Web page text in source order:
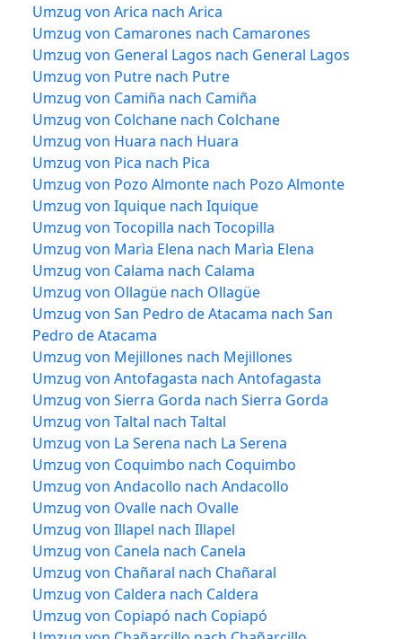
Umzug von Arica nach Arica
Umzug von Camarones nach Camarones
Umzug von General Lagos nach General Lagos
Umzug von Putre nach Putre
Umzug von Camiña nach Camiña
Umzug von Colchane nach Colchane
Umzug von Huara nach Huara
Umzug von Pica nach Pica
Umzug von Pozo Almonte nach Pozo Almonte
Umzug von Iquique nach Iquique
Umzug von Tocopilla nach Tocopilla
Umzug von Marìa Elena nach Marìa Elena
Umzug von Calama nach Calama
Umzug von Ollagüe nach Ollagüe
Umzug von San Pedro de Atacama nach San
Pedro de Atacama
Umzug von Mejillones nach Mejillones
Umzug von Antofagasta nach Antofagasta
Umzug von Sierra Gorda nach Sierra Gorda
Umzug von Taltal nach Taltal
Umzug von La Serena nach La Serena
Umzug von Coquimbo nach Coquimbo
Umzug von Andacollo nach Andacollo
Umzug von Ovalle nach Ovalle
Umzug von Illapel nach Illapel
Umzug von Canela nach Canela
Umzug von Chañaral nach Chañaral
Umzug von Caldera nach Caldera
Umzug von Copiapó nach Copiapó